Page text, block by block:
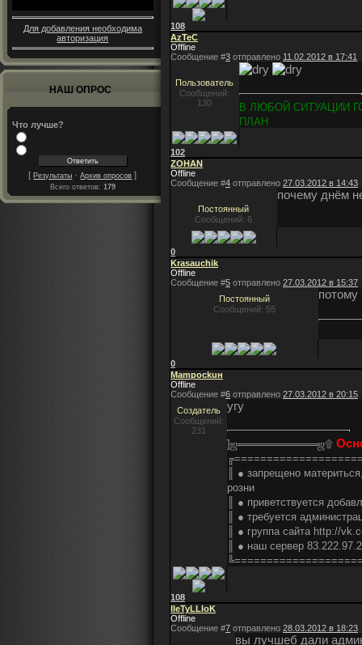
Для добавления необходима
авторизация
НАШ ОПРОС
Что лучше?
[Результаты ·Архив опросов ]
Всего ответов: 179
108
AzTeC
Offline
Сообщение #3 отправлено 11.02.2012 в 17:41
Пользователь
Сообщений:
130
В ЛЮБОЙ СИТУАЦИИ
ПЛАН
102
ZOHAN
Offline
Сообщение #4 отправлено 27.03.2012 в 14:43
Постоянный
Сообщений: 6
почему днём
0
Krasauchik
Offline
Сообщение #5 отправлено 27.03.2012 в 15:37
Постоянный
Сообщений: 55
потому
0
Mampockuн
Offline
Сообщение #6 отправлено 27.03.2012 в 20:15
Создатель
Сообщений:
231
угу
]ஜ═══════════ஜ۩
║ ● запрещено
розни
║ ● приветствуется
║ ● требуется
║ ● группа сайта http://
║ ● наш сервер
108
IIeTyLLIoK
Offline
Сообщение #7 отправлено 28.03.2012 в 18:23
вы лучшеб дали